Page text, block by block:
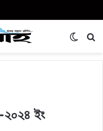
ইং